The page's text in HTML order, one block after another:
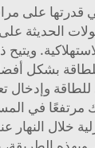
على
الحديثة
بشكل
وإدخال
مرتفعًا في
خلال النهار